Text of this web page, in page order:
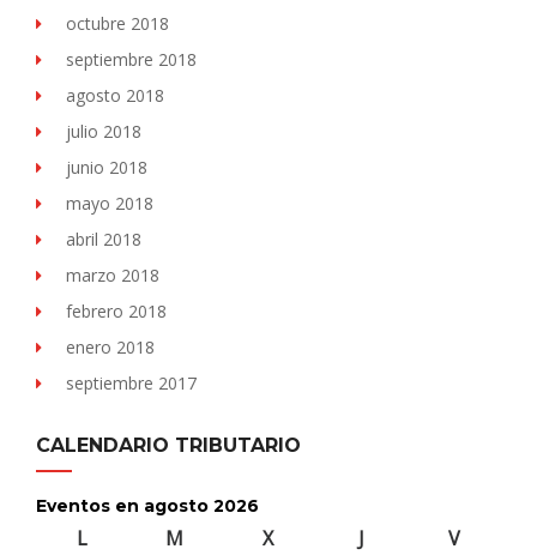
octubre 2018
septiembre 2018
agosto 2018
julio 2018
junio 2018
mayo 2018
abril 2018
marzo 2018
febrero 2018
enero 2018
septiembre 2017
CALENDARIO TRIBUTARIO
Eventos en agosto 2026
L M Xmiércoles J Vviernes